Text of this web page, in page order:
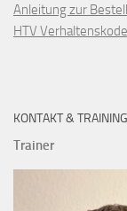
Anleitung zur
HTV
KONTAKT &
Trainer